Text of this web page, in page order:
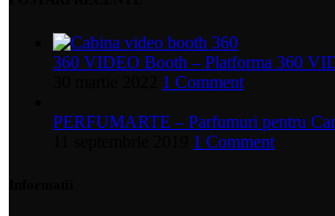
360 VIDEO Booth – Platforma 360
1 Comment
PERFUMARTE – Parfumuri pentru
1 Comment